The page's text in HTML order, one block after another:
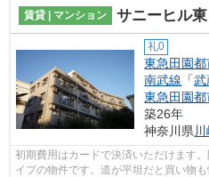
賃貸 | マンション サニーヒル東
礼0
東急田園都
南武線 「武
東急田園都
築26年
神奈川県
初期費用はカードで決済いただけます
イプの物件です。道が平坦だと買い物